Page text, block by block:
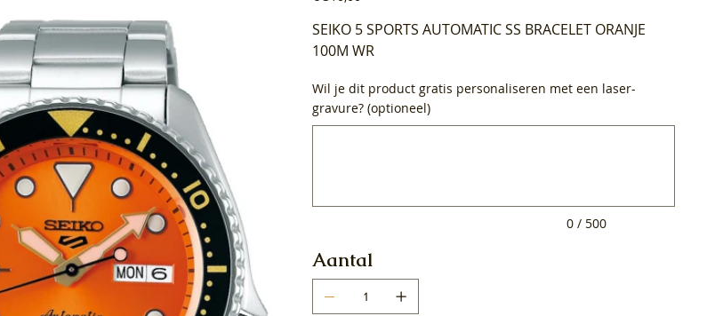
SEIKO 5 SPORTS AUTOMATIC SS BRACELET ORANJE
100M WR
Wil je dit product gratis personaliseren met een laser-
gravure? (optioneel)
0 / 500
Aantal